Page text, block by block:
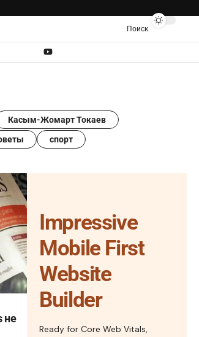
Поиск
Касым-Жомарт Токаев
спорт
не
Impressive
Mobile First
Website
Builder
Ready for Core Web Vitals,